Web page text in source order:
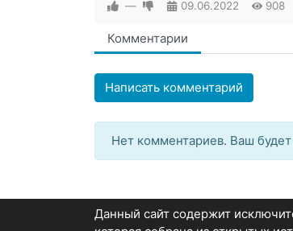
— 09.06.2022 908
Комментарии
Написать комментарий
Нет комментариев. Ваш
Данный сайт содержит